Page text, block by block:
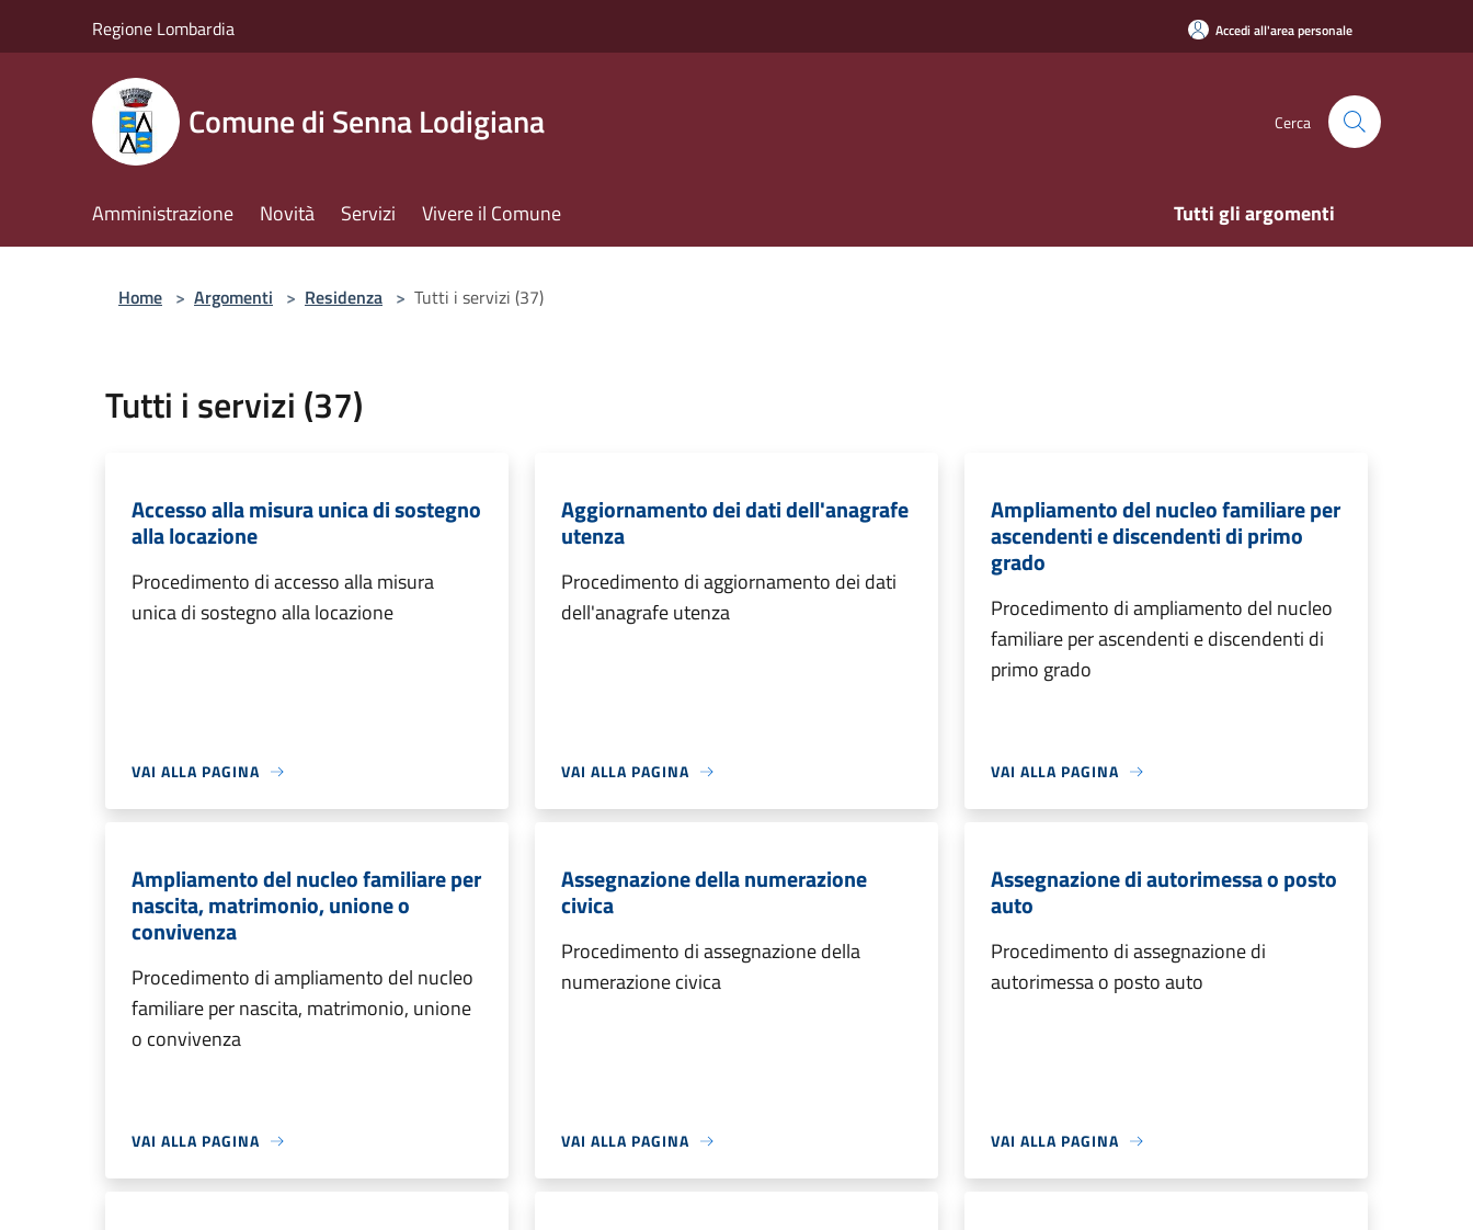
Regione Lombardia Accedi all'area personale
Comune di Senna Lodigiana Cerca
Amministrazione Novità Servizi Vivere il Comune Tutti gli argomenti
Home > Argomenti > Residenza > Tutti i servizi (37)
Tutti i servizi (37)
Accesso alla misura unica di sostegno
alla locazione
Procedimento di accesso alla misura
unica di sostegno alla locazione
VAI ALLA PAGINA
Aggiornamento dei dati dell'anagrafe
utenza
Procedimento di aggiornamento dei dati
dell'anagrafe utenza
VAI ALLA PAGINA
Ampliamento del nucleo familiare per
ascendenti e discendenti di primo
grado
Procedimento di ampliamento del nucleo
familiare per ascendenti e discendenti di
primo grado
VAI ALLA PAGINA
Ampliamento del nucleo familiare per
nascita, matrimonio, unione o
convivenza
Procedimento di ampliamento del nucleo
familiare per nascita, matrimonio, unione
o convivenza
VAI ALLA PAGINA
Assegnazione della numerazione
civica
Procedimento di assegnazione della
numerazione civica
VAI ALLA PAGINA
Assegnazione di autorimessa o posto
auto
Procedimento di assegnazione di
autorimessa o posto auto
VAI ALLA PAGINA